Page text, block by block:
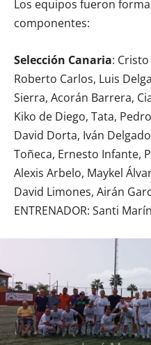
Los equipos fueron
componentes:
Selección Canaria:
Roberto Carlos, Luis
Sierra, Acorán Barrera,
Kiko de Diego, Tata,
David Dorta, Iván
Toñeca, Ernesto Infante,
Alexis Arbelo, Maykel
David Limones, Airán
ENTRENADOR: Santi